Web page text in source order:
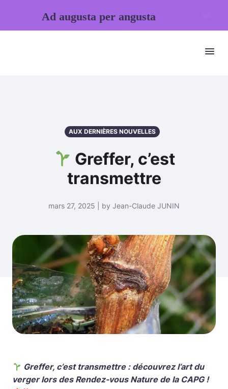
AUX DERNIÈRES NOUVELLES
Greffer, c’est
transmettre
mars 27, 2025 | by Jean-Claude JUNIN
Greffer, c’est transmettre : découvrez l’art du
verger lors des Rendez-vous Nature de la CAPG !
Ad augusta per angusta